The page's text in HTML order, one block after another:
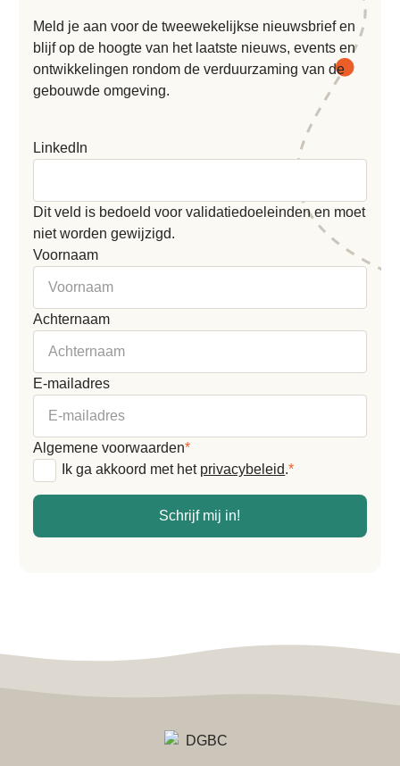
Meld je aan voor de tweewekelijkse nieuwsbrief en
blijf op de hoogte van het laatste nieuws, events en
ontwikkelingen rondom de verduurzaming van de
gebouwde omgeving.
LinkedIn
Dit veld is bedoeld voor validatiedoeleinden en moet
niet worden gewijzigd.
Voornaam
Achternaam
E-mailadres
Algemene voorwaarden*
Ik ga akkoord met het privacybeleid.*
Schrijf mij in!